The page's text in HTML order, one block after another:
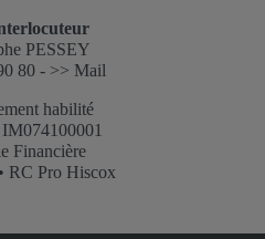
PESSEY
80 - >> Mail
habilité
Financière
RC Pro Hiscox